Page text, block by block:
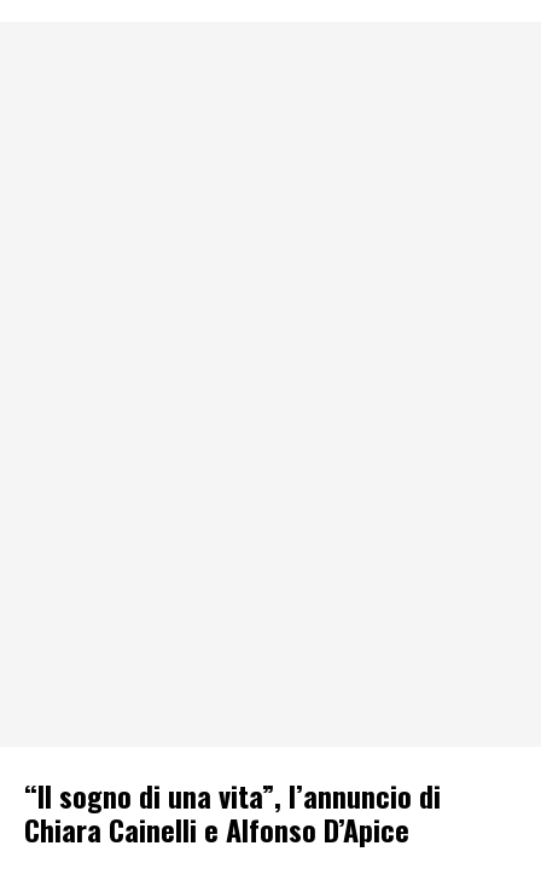
“Il sogno di una vita”, l’annuncio di
Chiara Cainelli e Alfonso D’Apice